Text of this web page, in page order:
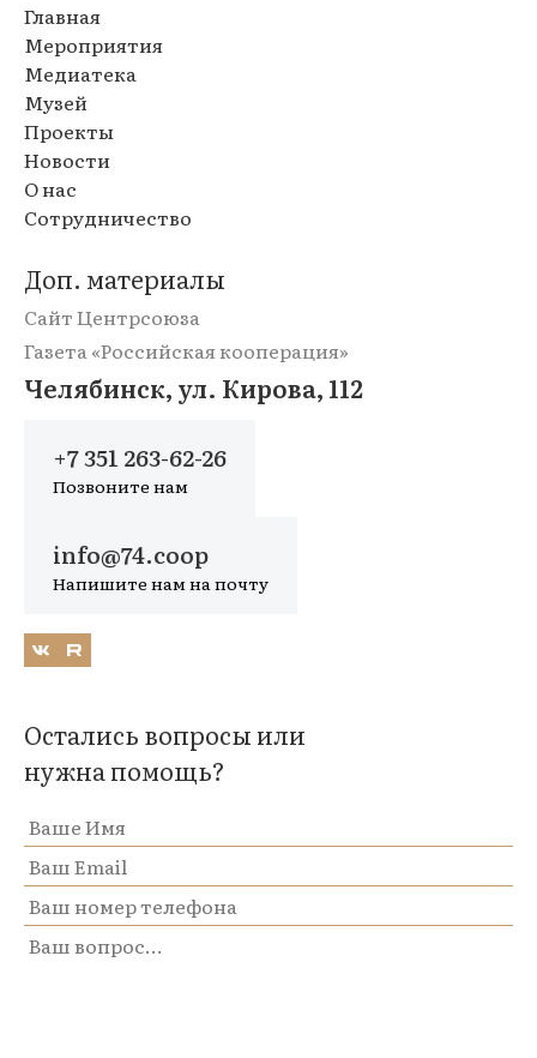
Главная
Мероприятия
Медиатека
Музей
Проекты
Новости
О нас
Сотрудничество
Доп. материалы
Сайт Центрсоюза
Газета «Российская кооперация»
Челябинск, ул. Кирова, 112
+7 351 263-62-26
Позвоните нам
info@74.coop
Напишите нам на почту
Остались вопросы или
нужна помощь?